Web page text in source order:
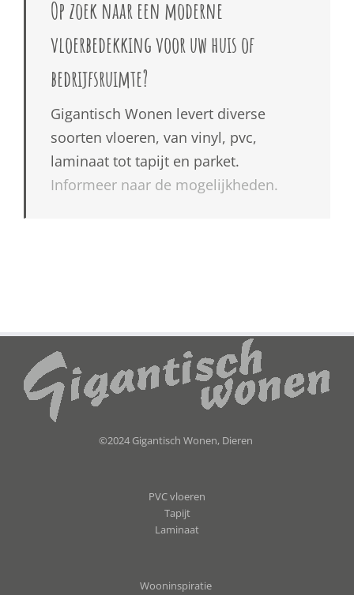
Op zoek naar een moderne
vloerbedekking voor uw huis of
bedrijfsruimte?
Gigantisch Wonen levert diverse
soorten vloeren, van vinyl, pvc,
laminaat tot tapijt en parket.
Informeer naar de mogelijkheden.
©2024 Gigantisch Wonen, Dieren
PVC vloeren
Tapijt
Laminaat
Wooninspiratie